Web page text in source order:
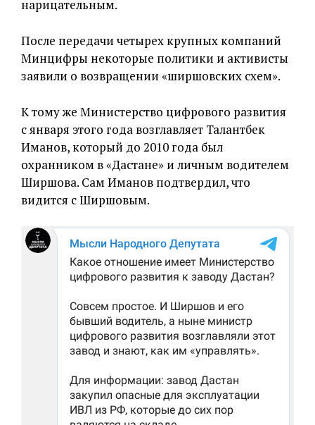
нарицательным.
После передачи четырех крупных компаний
Минцифры некоторые политики и активисты
заявили о возвращении «ширшовских схем».
К тому же Министерство цифрового развития
с января этого года возглавляет Талантбек
Иманов, который до 2010 года был
охранником в «Дастане» и личным водителем
Ширшова. Сам Иманов подтвердил, что
видится с Ширшовым.